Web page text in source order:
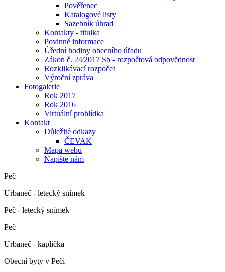
Pověřenec
Katalogové listy
Sazebník úhrad
Kontakty - titulka
Povinné informace
Úřední hodiny obecního úřadu
Zákon č. 24⁄2017 Sb - rozpočtová odpovědnost
Rozklikávací rozpočet
Výroční zpráva
Fotogalerie
Rok 2017
Rok 2016
Virtuální prohlídka
Kontakt
Důležité odkazy
ČEVAK
Mapa webu
Napište nám
Peč
Urbaneč - letecký snímek
Peč - letecký snímek
Peč
Urbaneč - kaplička
Obecní byty v Peči